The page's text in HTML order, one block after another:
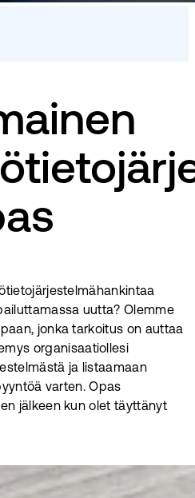
uutta? Olemme
jonka tarkoitus on auttaa
organisaatiollesi
ja listaamaan
varten. Opas
jälkeen kun olet täyttänyt